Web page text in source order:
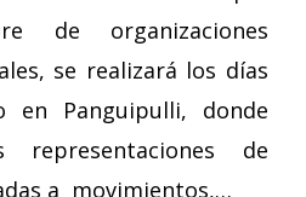
de organizaciones
se realizará los días
Panguipulli, donde
representaciones de
a movimientos,…